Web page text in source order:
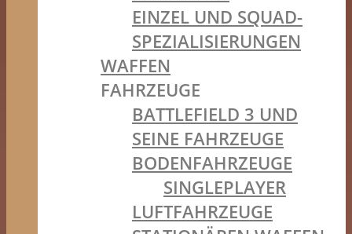
EINZEL UND SQUAD-
SPEZIALISIERUNGEN
WAFFEN
FAHRZEUGE
BATTLEFIELD 3 UND
SEINE FAHRZEUGE
BODENFAHRZEUGE
SINGLEPLAYER
LUFTFAHRZEUGE